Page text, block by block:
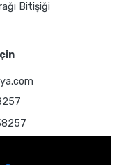
Bitişiği